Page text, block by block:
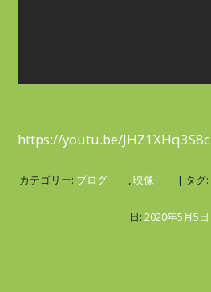
https://youtu.be/JHZ1XHq3S8c
カテゴリー: ブログ ,映像 | タグ:
日: 2020年5月5日